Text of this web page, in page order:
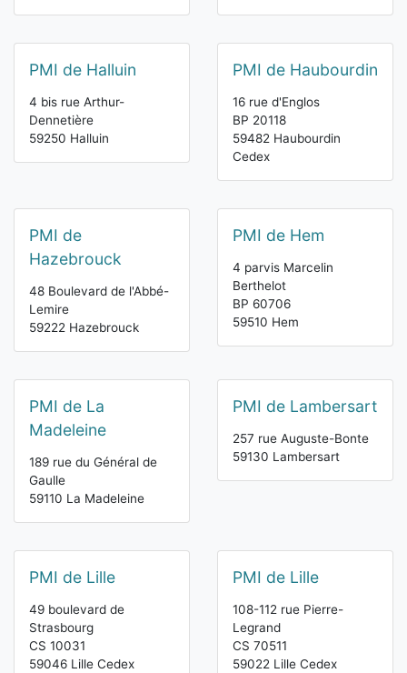
PMI de Halluin
4 bis rue Arthur-
Dennetière
59250 Halluin
PMI de Haubourdin
16 rue d'Englos
BP 20118
59482 Haubourdin
Cedex
PMI de
Hazebrouck
48 Boulevard de l'Abbé-
Lemire
59222 Hazebrouck
PMI de Hem
4 parvis Marcelin
Berthelot
BP 60706
59510 Hem
PMI de La
Madeleine
189 rue du Général de
Gaulle
59110 La Madeleine
PMI de Lambersart
257 rue Auguste-Bonte
59130 Lambersart
PMI de Lille
49 boulevard de
Strasbourg
CS 10031
59046 Lille Cedex
PMI de Lille
108-112 rue Pierre-
Legrand
CS 70511
59022 Lille Cedex